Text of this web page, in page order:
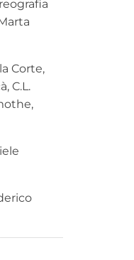
Corte,
C.L.